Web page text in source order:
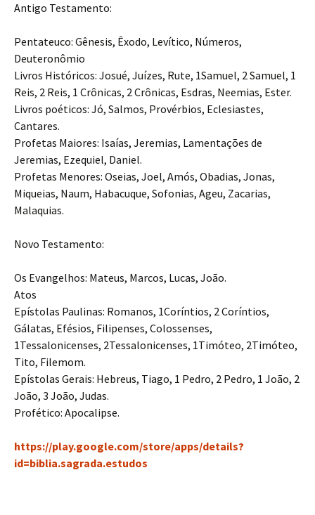
Antigo Testamento:
Pentateuco: Gênesis, Êxodo, Levítico, Números,
Deuteronômio
Livros Históricos: Josué, Juízes, Rute, 1Samuel, 2 Samuel, 1
Reis, 2 Reis, 1 Crônicas, 2 Crônicas, Esdras, Neemias, Ester.
Livros poéticos: Jó, Salmos, Provérbios, Eclesiastes,
Cantares.
Profetas Maiores: Isaías, Jeremias, Lamentações de
Jeremias, Ezequiel, Daniel.
Profetas Menores: Oseias, Joel, Amós, Obadias, Jonas,
Miqueias, Naum, Habacuque, Sofonias, Ageu, Zacarias,
Malaquias.
Novo Testamento:
Os Evangelhos: Mateus, Marcos, Lucas, João.
Atos
Epístolas Paulinas: Romanos, 1Coríntios, 2 Coríntios,
Gálatas, Efésios, Filipenses, Colossenses,
1Tessalonicenses, 2Tessalonicenses, 1Timóteo, 2Timóteo,
Tito, Filemom.
Epístolas Gerais: Hebreus, Tiago, 1 Pedro, 2 Pedro, 1 João, 2
João, 3 João, Judas.
Profético: Apocalipse.
https://play.google.com/store/apps/details?
id=biblia.sagrada.estudos